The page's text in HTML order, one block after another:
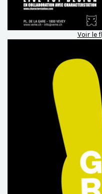
Voir le